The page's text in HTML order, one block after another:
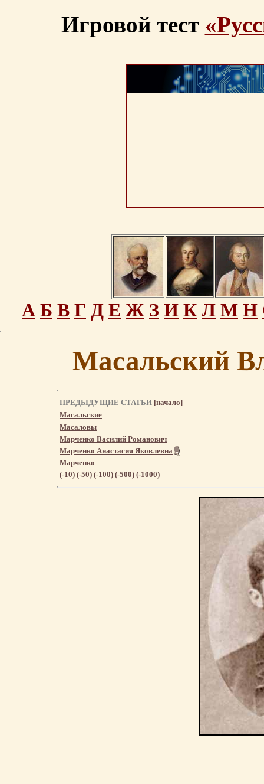
Игровой тест
А Б В Г Д Е Ж З И К Л М Н
Масальский
ПРЕДЫДУЩИЕ СТАТЬИ [начало]
Масальские
Масаловы
Марченко Василий Романович
Марченко Анастасия Яковлевна
Марченко
(-10) (-50) (-100) (-500) (-1000)